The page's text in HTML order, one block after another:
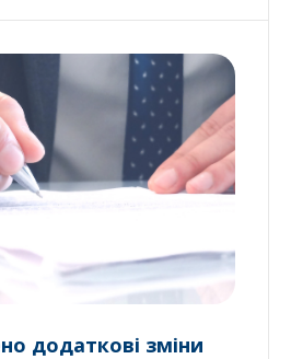
додаткові зміни